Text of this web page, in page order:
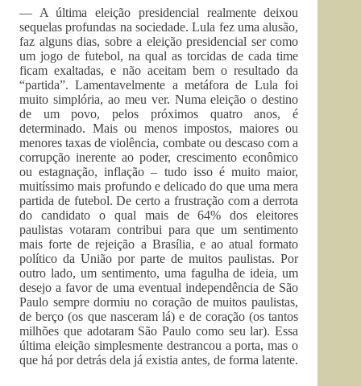
— A última eleição presidencial realmente deixou
sequelas profundas na sociedade. Lula fez uma alusão,
faz alguns dias, sobre a eleição presidencial ser como
um jogo de futebol, na qual as torcidas de cada time
ficam exaltadas, e não aceitam bem o resultado da
“partida”. Lamentavelmente a metáfora de Lula foi
muito simplória, ao meu ver. Numa eleição o destino
de um povo, pelos próximos quatro anos, é
determinado. Mais ou menos impostos, maiores ou
menores taxas de violência, combate ou descaso com a
corrupção inerente ao poder, crescimento econômico
ou estagnação, inflação – tudo isso é muito maior,
muitíssimo mais profundo e delicado do que uma mera
partida de futebol. De certo a frustração com a derrota
do candidato o qual mais de 64% dos eleitores
paulistas votaram contribui para que um sentimento
mais forte de rejeição a Brasília, e ao atual formato
político da União por parte de muitos paulistas. Por
outro lado, um sentimento, uma fagulha de ideia, um
desejo a favor de uma eventual independência de São
Paulo sempre dormiu no coração de muitos paulistas,
de berço (os que nasceram lá) e de coração (os tantos
milhões que adotaram São Paulo como seu lar). Essa
última eleição simplesmente destrancou a porta, mas o
que há por detrás dela já existia antes, de forma latente.